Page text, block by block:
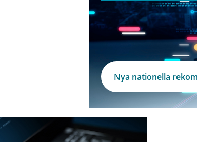
Nya nationella